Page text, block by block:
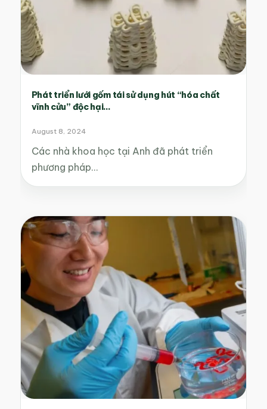
Phát triển lưới gốm tái sử dụng hút “hóa chất
vĩnh cửu” độc hại...
August 8, 2024
Các nhà khoa học tại Anh đã phát triển
phương pháp…